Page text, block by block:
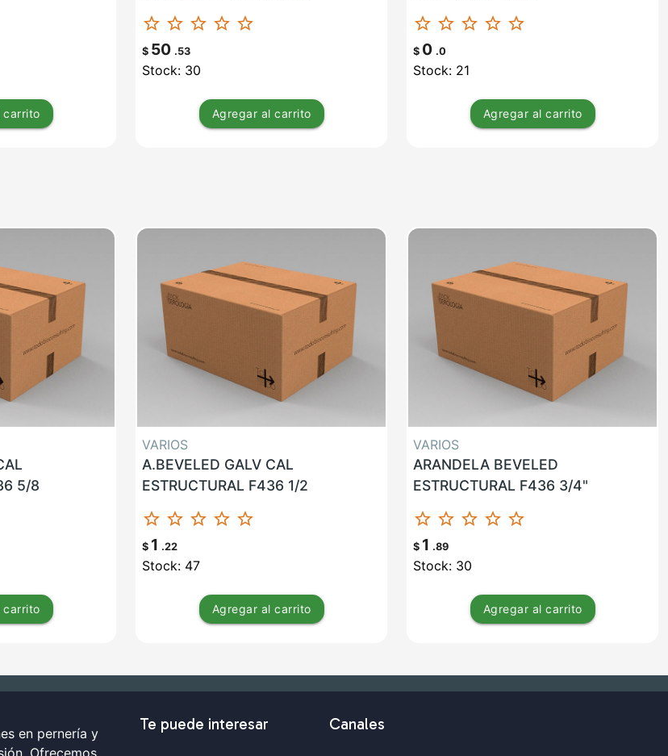
carrito
star_border star_border star_border star_border star_border
$ 50 .53
Stock: 30
Agregar al carrito
star_border star_border star_border star_border star_border
$ 0 .0
Stock: 21
Agregar al carrito
5/8
carrito
VARIOS
A.BEVELED GALV CAL
ESTRUCTURAL F436 1/2
star_border star_border star_border star_border star_border
$ 1 .22
Stock: 47
Agregar al carrito
VARIOS
ARANDELA BEVELED
ESTRUCTURAL F436 3/4"
star_border star_border star_border star_border star_border
$ 1 .89
Stock: 30
Agregar al carrito
en pernería y
Te puede interesar Canales